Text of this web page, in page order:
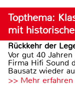
Topthema:
mit
Rückkehr der
Vor gut 40
Firma Hifi Sound
Bausatz wieder
>> Mehr erfahren